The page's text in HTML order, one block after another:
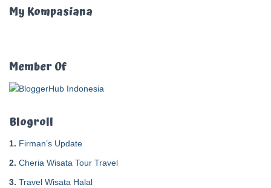
u
:
My Kompasiana
Member Of
Blogroll
1. Firman’s Update
2. Cheria Wisata Tour Travel
3. Travel Wisata Halal